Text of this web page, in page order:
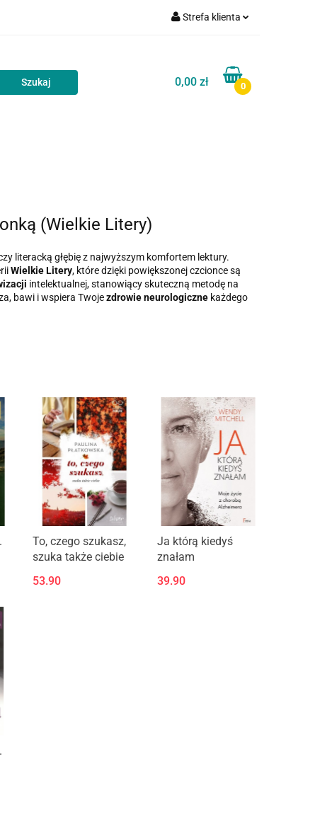
Strefa klienta
Zarejestruj się
Dodaj zgłoszenie
0,00 zł 0
(Wielkie Litery)
literacką głębię z najwyższym komfortem lektury.
Wielkie Litery, które dzięki powiększonej czcionce są
intelektualnej, stanowiący skuteczną metodę na
bawi i wspiera Twoje zdrowie neurologiczne każdego
Produkt niedostępny
To, czego szukasz,
szuka także ciebie
53.90
Produkt niedostępny
Ja którą kiedyś
znałam
39.90